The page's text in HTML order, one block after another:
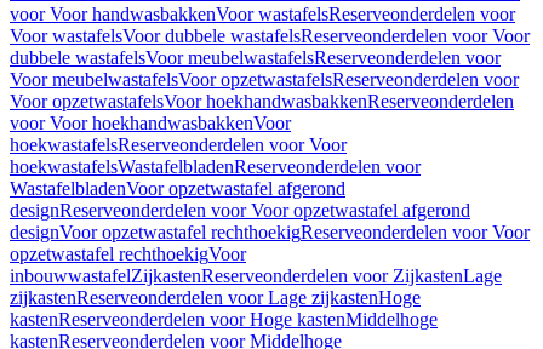
voor Voor handwasbakkenVoor wastafelsReserveonderdelen voor
Voor wastafelsVoor dubbele wastafelsReserveonderdelen voor Voor
dubbele wastafelsVoor meubelwastafelsReserveonderdelen voor
Voor meubelwastafelsVoor opzetwastafelsReserveonderdelen voor
Voor opzetwastafelsVoor hoekhandwasbakkenReserveonderdelen
voor Voor hoekhandwasbakkenVoor
hoekwastafelsReserveonderdelen voor Voor
hoekwastafelsWastafelbladenReserveonderdelen voor
WastafelbladenVoor opzetwastafel afgerond
designReserveonderdelen voor Voor opzetwastafel afgerond
designVoor opzetwastafel rechthoekigReserveonderdelen voor Voor
opzetwastafel rechthoekigVoor
inbouwwastafelZijkastenReserveonderdelen voor ZijkastenLage
zijkastenReserveonderdelen voor Lage zijkastenHoge
kastenReserveonderdelen voor Hoge kastenMiddelhoge
kastenReserveonderdelen voor Middelhoge